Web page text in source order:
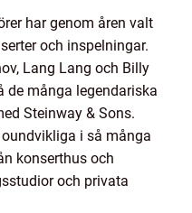
har genom åren valt
och inspelningar.
Lang Lang och Billy
de många legendariska
Steinway & Sons.
i så många
konserthus och
och privata